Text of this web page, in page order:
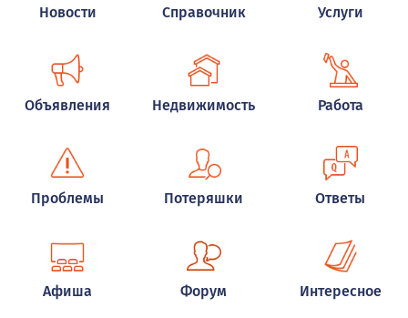
Новости Справочник Услуги
Объявления Недвижимость Работа
Проблемы Потеряшки Ответы
Афиша Форум Интересное